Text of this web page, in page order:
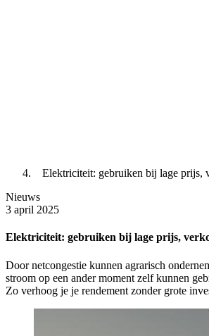
Elektriciteit: gebruiken bij lage prijs,
Nieuws
3 april 2025
Elektriciteit: gebruiken bij lage prijs,
Door netcongestie kunnen agrarisch
stroom op een ander moment zelf kunnen
Zo verhoog je je rendement zonder grote